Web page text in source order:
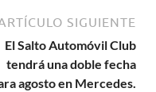
SIGUIENTE
El Salto Automóvil Club
tendrá una doble fecha
agosto en Mercedes.